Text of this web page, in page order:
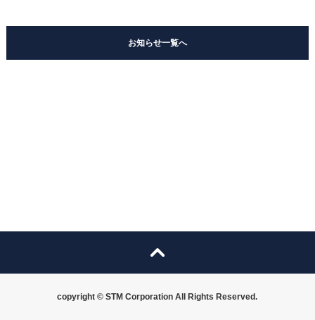
お知らせ一覧へ
copyright © STM Corporation All Rights Reserved.